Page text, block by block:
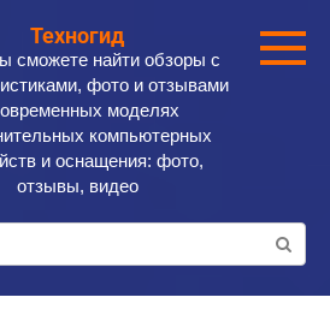
Техногид
сможете найти обзоры с
фото и отзывами
моделях
компьютерных
и оснащения: фото,
отзывы, видео